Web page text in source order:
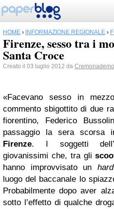
HOME › INFORMAZIONE REGIONALE ›
Firenze, sesso tra i
Santa Croce
Creato il 03 luglio 2012 da
«Facevano sesso in
commento sbigottito di due
fiorentino, Federico
passaggio la sera scorsa
Firenze. I soggetti
giovanissimi che, tra gli
hanno improvvisato un
luogo del baccanale lo
Probabilmente dopo aver
sotto l’effetto di qualche